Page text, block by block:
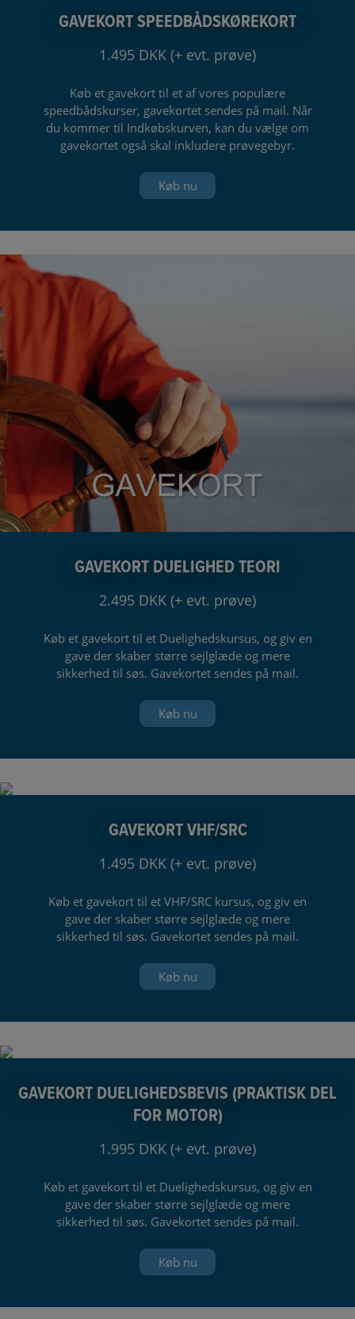
GAVEKORT SPEEDBÅDSKØREKORT
1.495 DKK (+ evt. prøve)
Køb et gavekort til et af vores populære
speedbådskurser, gavekortet sendes på mail. Når
du kommer til Indkøbskurven, kan du vælge om
gavekortet også skal inkludere prøvegebyr.
Køb nu
GAVEKORT DUELIGHED TEORI
2.495 DKK (+ evt. prøve)
Køb et gavekort til et Duelighedskursus, og giv en
gave der skaber større sejlglæde og mere
sikkerhed til søs. Gavekortet sendes på mail.
Køb nu
GAVEKORT VHF/SRC
1.495 DKK (+ evt. prøve)
Køb et gavekort til et VHF/SRC kursus, og giv en
gave der skaber større sejlglæde og mere
sikkerhed til søs. Gavekortet sendes på mail.
Køb nu
GAVEKORT DUELIGHEDSBEVIS (PRAKTISK DEL
FOR MOTOR)
1.995 DKK (+ evt. prøve)
Køb et gavekort til et Duelighedskursus, og giv en
gave der skaber større sejlglæde og mere
sikkerhed til søs. Gavekortet sendes på mail.
Køb nu